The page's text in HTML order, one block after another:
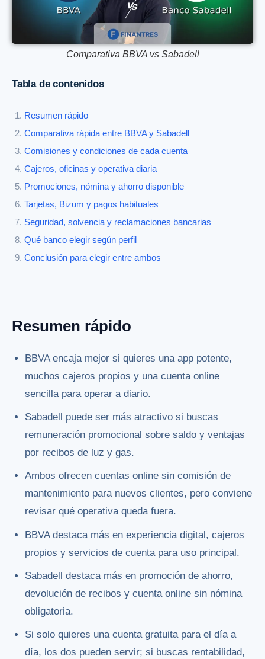
Comparativa BBVA vs Sabadell
Tabla de contenidos
Resumen rápido
Comparativa rápida entre BBVA y Sabadell
Comisiones y condiciones de cada cuenta
Cajeros, oficinas y operativa diaria
Promociones, nómina y ahorro disponible
Tarjetas, Bizum y pagos habituales
Seguridad, solvencia y reclamaciones bancarias
Qué banco elegir según perfil
Conclusión para elegir entre ambos
Resumen rápido
BBVA encaja mejor si quieres una app potente,
muchos cajeros propios y una cuenta online
sencilla para operar a diario.
Sabadell puede ser más atractivo si buscas
remuneración promocional sobre saldo y ventajas
por recibos de luz y gas.
Ambos ofrecen cuentas online sin comisión de
mantenimiento para nuevos clientes, pero conviene
revisar qué operativa queda fuera.
BBVA destaca más en experiencia digital, cajeros
propios y servicios de cuenta para uso principal.
Sabadell destaca más en promoción de ahorro,
devolución de recibos y cuenta online sin nómina
obligatoria.
Si solo quieres una cuenta gratuita para el día a
día, los dos pueden servir; si buscas rentabilidad,